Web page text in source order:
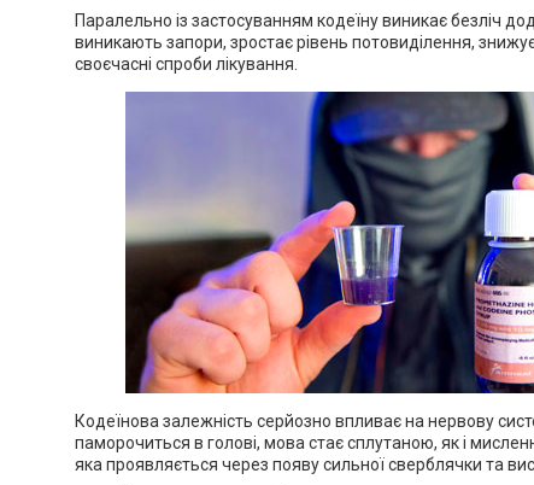
Паралельно із застосуванням кодеїну виникає безліч
виникають запори, зростає рівень потовиділення,
своєчасні спроби лікування.
Кодеїнова залежність серйозно впливає на нервову
паморочиться в голові, мова стає сплутаною, як і
яка проявляється через появу сильної сверблячки та